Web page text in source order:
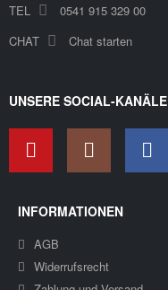
TEL
0541 915 329 00
CHAT
Chat starten
UNSERE SOCIAL-KANÄLE
INFORMATIONEN
AGB
Widerrufsrecht